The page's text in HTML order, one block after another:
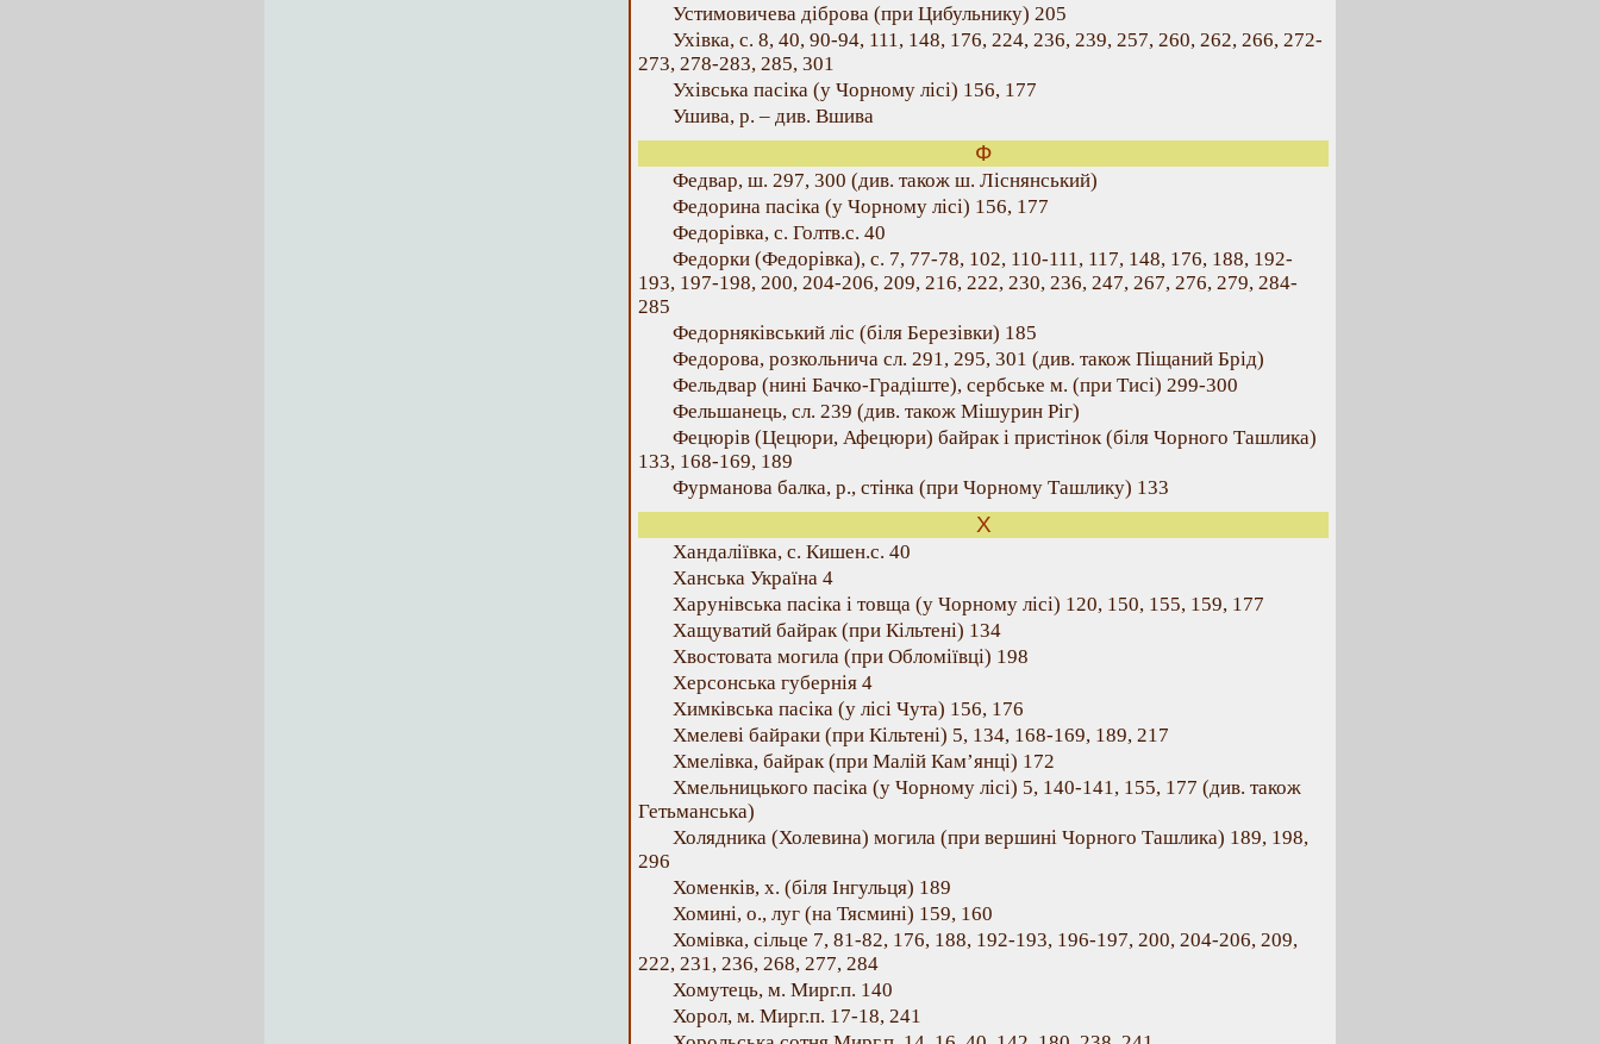
Устимовичева діброва (при Цибульнику) 205
Ухівка, с. 8, 40, 90-94, 111, 148, 176, 224, 236, 239, 257, 260, 262, 266, 272-
273, 278-283, 285, 301
Ухівська пасіка (у Чорному лісі) 156, 177
Ушива, р. – див. Вшива
Ф
Федвар, ш. 297, 300 (див. також ш. Ліснянський)
Федорина пасіка (у Чорному лісі) 156, 177
Федорівка, с. Голтв.с. 40
Федорки (Федорівка), с. 7, 77-78, 102, 110-111, 117, 148, 176, 188, 192-
193, 197-198, 200, 204-206, 209, 216, 222, 230, 236, 247, 267, 276, 279, 284-
285
Федорняківський ліс (біля Березівки) 185
Федорова, розкольнича сл. 291, 295, 301 (див. також Піщаний Брід)
Фельдвар (нині Бачко-Градіште), сербське м. (при Тисі) 299-300
Фельшанець, сл. 239 (див. також Мішурин Ріг)
Фецюрів (Цецюри, Афецюри) байрак і пристінок (біля Чорного Ташлика)
133, 168-169, 189
Фурманова балка, р., стінка (при Чорному Ташлику) 133
Х
Хандаліївка, с. Кишен.с. 40
Ханська Україна 4
Харунівська пасіка і товща (у Чорному лісі) 120, 150, 155, 159, 177
Хащуватий байрак (при Кільтені) 134
Хвостовата могила (при Обломіївці) 198
Херсонська губернія 4
Химківська пасіка (у лісі Чута) 156, 176
Хмелеві байраки (при Кільтені) 5, 134, 168-169, 189, 217
Хмелівка, байрак (при Малій Кам’янці) 172
Хмельницького пасіка (у Чорному лісі) 5, 140-141, 155, 177 (див. також
Гетьманська)
Холядника (Холевина) могила (при вершині Чорного Ташлика) 189, 198,
296
Хоменків, х. (біля Інгульця) 189
Хомині, о., луг (на Тясмині) 159, 160
Хомівка, сільце 7, 81-82, 176, 188, 192-193, 196-197, 200, 204-206, 209,
222, 231, 236, 268, 277, 284
Хомутець, м. Мирг.п. 140
Хорол, м. Мирг.п. 17-18, 241